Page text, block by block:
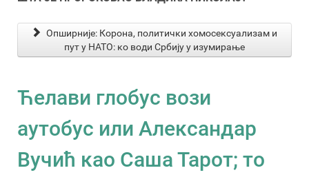
Опширније: Корона, политички хомосексуализам и
пут у НАТО: ко води Србију у изумирање
Ћелави глобус вози
аутобус или Александар
Вучић као Саша Тарот; то